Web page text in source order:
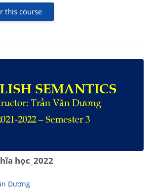
this course
học_2022
Dương